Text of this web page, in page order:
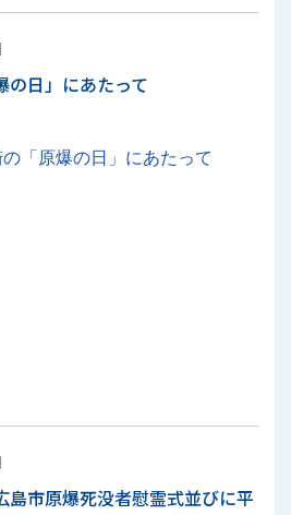
の日」にあたって
島市原爆死没者慰霊式並びに平